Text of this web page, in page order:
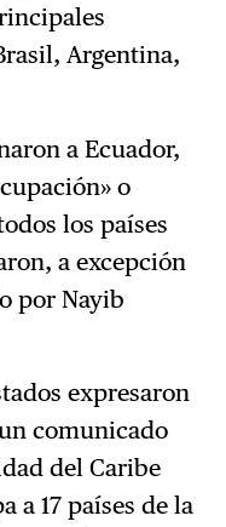
Argentina,
a Ecuador,
o
los países
a excepción
por Nayib
expresaron
comunicado
del Caribe
a 17 países de la